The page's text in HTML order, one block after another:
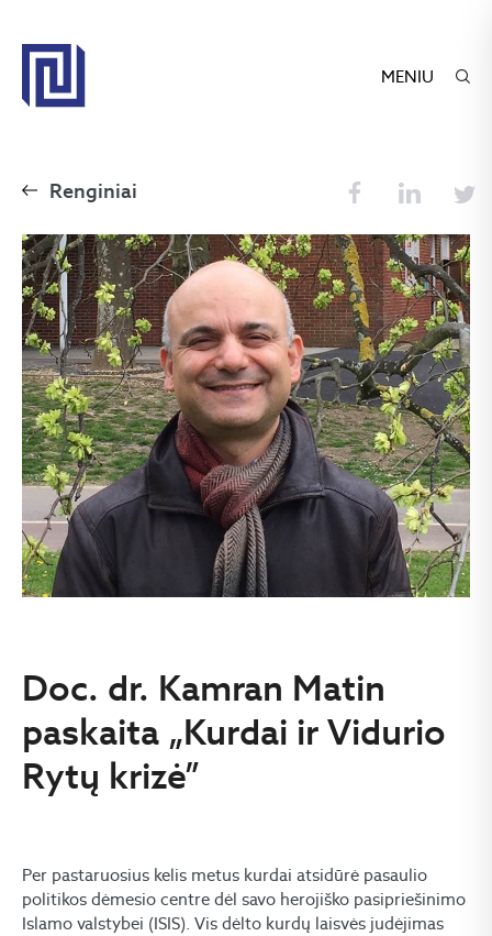
MENIU
Renginiai
Doc. dr. Kamran Matin
paskaita „Kurdai ir Vidurio
Rytų krizė”
Per pastaruosius kelis metus kurdai atsidūrė pasaulio
politikos dėmesio centre dėl savo herojiško pasipriešinimo
Islamo valstybei (ISIS). Vis dėlto kurdų laisvės judėjimas